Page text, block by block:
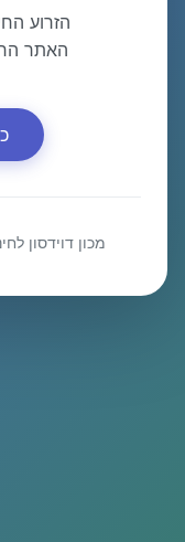
הזרוע
האתר
מכון דוידסון